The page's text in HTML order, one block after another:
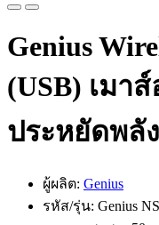
Genius
(USB) เมา
ประหยัดพลั
ผู้ผลิต: Genius
รหัส/รุ่น: Genius